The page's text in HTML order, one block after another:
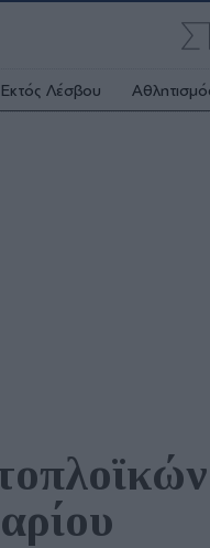
Εκτός Λέσβου